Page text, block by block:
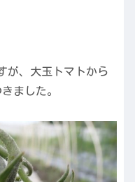
が、大玉トマトから
ました。